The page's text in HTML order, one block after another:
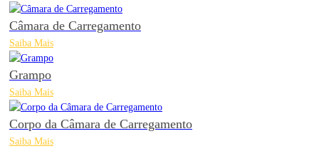
Câmara de Carregamento
Saiba Mais
Grampo
Saiba Mais
Corpo da Câmara de Carregamento
Saiba Mais